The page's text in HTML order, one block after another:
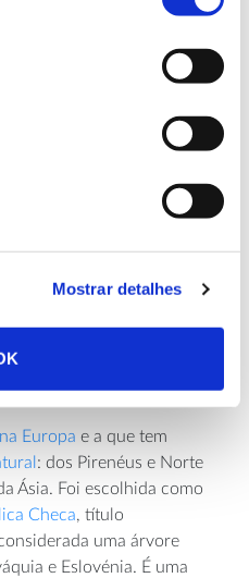
Mostrar detalhes
(e, algumas vezes,
eficazes a
Europa e a que tem
: dos Pirenéus e Norte
Ásia. Foi escolhida como
Checa, título
uma árvore
e Eslovénia. É uma